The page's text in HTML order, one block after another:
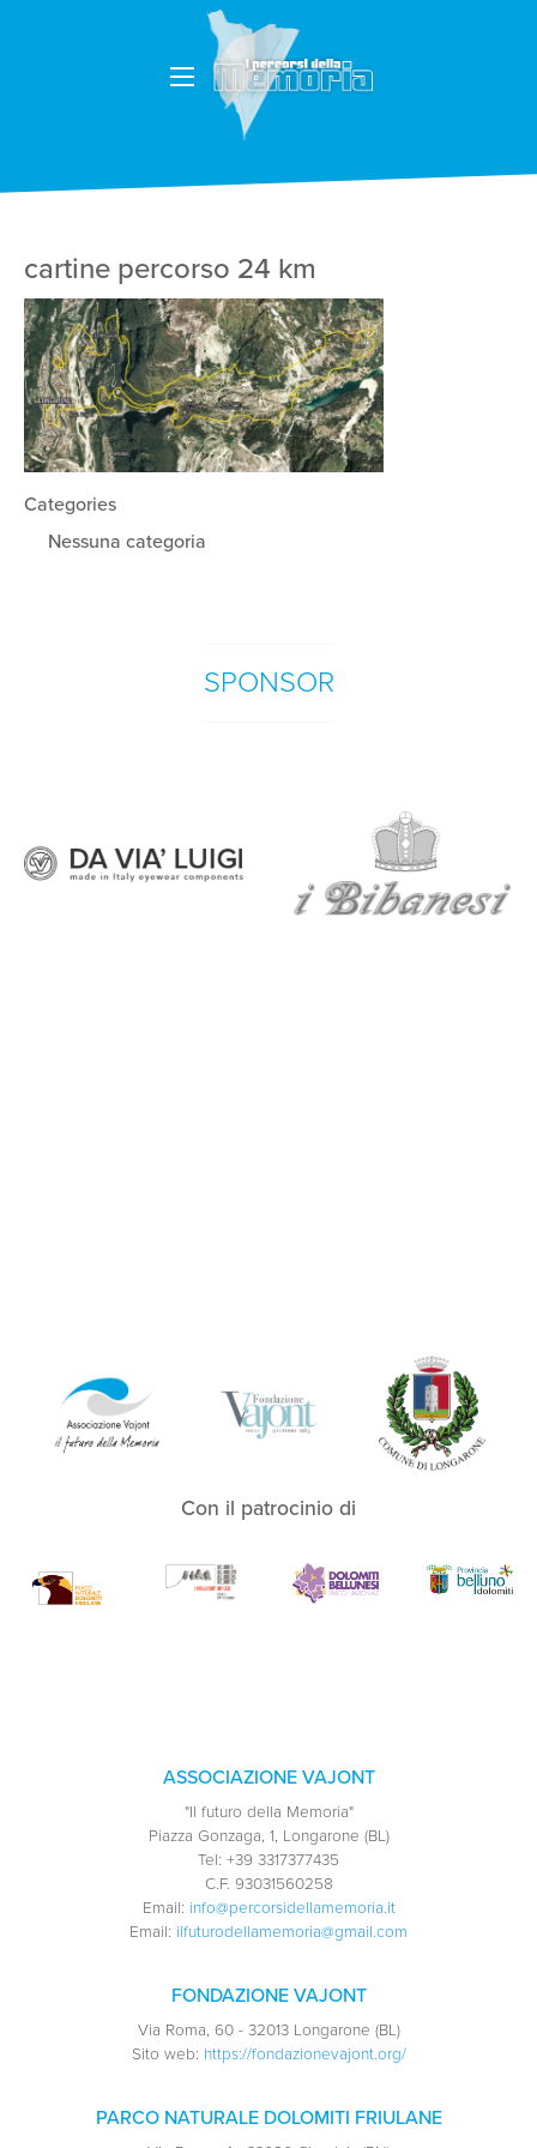
cartine percorso 24 km
Categories
Nessuna categoria
SPONSOR
Con il patrocinio di
ASSOCIAZIONE VAJONT
"Il futuro della Memoria"
Piazza Gonzaga, 1, Longarone (BL)
Tel: +39 3317377435
C.F. 93031560258
Email: info@percorsidellamemoria.it
Email: ilfuturodellamemoria@gmail.com
FONDAZIONE VAJONT
Via Roma, 60 - 32013 Longarone (BL)
Sito web: https://fondazionevajont.org/
PARCO NATURALE DOLOMITI FRIULANE